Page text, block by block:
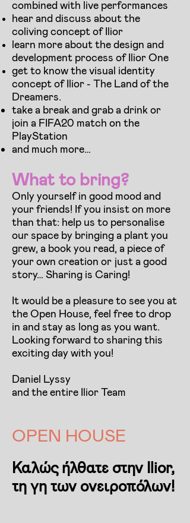
combined with live performances
hear and discuss about the
coliving concept of Ilior
learn more about the design and
development process of Ilior One
get to know the visual identity
concept of Ilior - The Land of the
Dreamers.
take a break and grab a drink or
join a FIFA20 match on the
PlayStation
and much more…
What to bring?
Only yourself in good mood and
your friends! If you insist on more
than that: help us to personalise
our space by bringing a plant you
grew, a book you read, a piece of
your own creation or just a good
story… Sharing is Caring!
It would be a pleasure to see you at
the Open House, feel free to drop
in and stay as long as you want.
Looking forward to sharing this
exciting day with you!
Daniel Lyssy
and the entire Ilior Team
OPEN HOUSE
Καλώς ήλθατε στην Ilior,
τη γη των ονειροπόλων!